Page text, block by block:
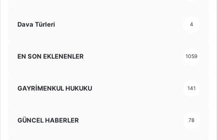
Dava Türleri 4
EN SON EKLENENLER 1059
GAYRİMENKUL HUKUKU 141
GÜNCEL HABERLER 78